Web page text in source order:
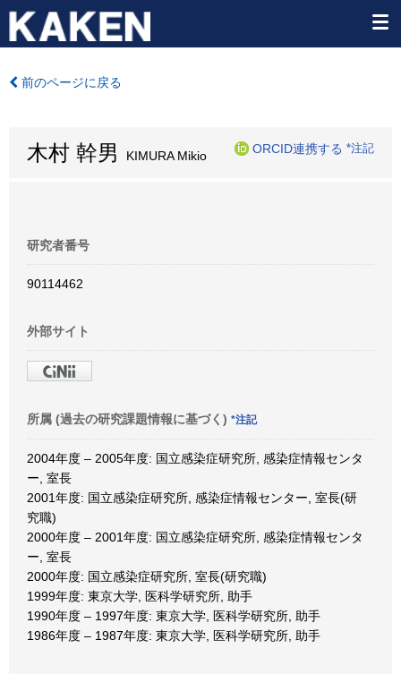
前のページに戻る
木村 幹男 KIMURA Mikio
ORCID連携する *注記
研究者番号
90114462
外部サイト
所属 (過去の研究課題情報に基づく) *注記
2004年度 – 2005年度: 国立感染症研究所, 感染症情報センタ
ー, 室長
2001年度: 国立感染症研究所, 感染症情報センター, 室長(研
究職)
2000年度 – 2001年度: 国立感染症研究所, 感染症情報センタ
ー, 室長
2000年度: 国立感染症研究所, 室長(研究職)
1999年度: 東京大学, 医科学研究所, 助手
1990年度 – 1997年度: 東京大学, 医科学研究所, 助手
1986年度 – 1987年度: 東京大学, 医科学研究所, 助手